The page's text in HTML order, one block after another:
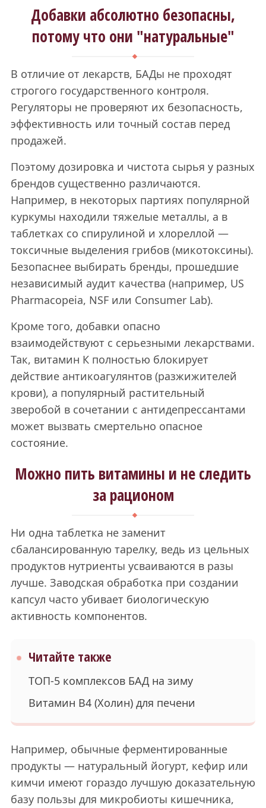
Добавки абсолютно безопасны,
потому что они "натуральные"
В отличие от лекарств, БАДы не проходят
строгого государственного контроля.
Регуляторы не проверяют их безопасность,
эффективность или точный состав перед
продажей.
Поэтому дозировка и чистота сырья у разных
брендов существенно различаются.
Например, в некоторых партиях популярной
куркумы находили тяжелые металлы, а в
таблетках со спирулиной и хлореллой —
токсичные выделения грибов (микотоксины).
Безопаснее выбирать бренды, прошедшие
независимый аудит качества (например, US
Pharmacopeia, NSF или Consumer Lab).
Кроме того, добавки опасно
взаимодействуют с серьезными лекарствами.
Так, витамин К полностью блокирует
действие антикоагулянтов (разжижителей
крови), а популярный растительный
зверобой в сочетании с антидепрессантами
может вызвать смертельно опасное
состояние.
Можно пить витамины и не следить
за рационом
Ни одна таблетка не заменит
сбалансированную тарелку, ведь из цельных
продуктов нутриенты усваиваются в разы
лучше. Заводская обработка при создании
капсул часто убивает биологическую
активность компонентов.
Читайте также
ТОП-5 комплексов БАД на зиму
Витамин B4 (Холин) для печени
Например, обычные ферментированные
продукты — натуральный йогурт, кефир или
кимчи имеют гораздо лучшую доказательную
базу пользы для микробиоты кишечника,